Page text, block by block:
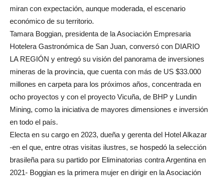
miran con expectación, aunque moderada, el escenario
económico de su territorio.
Tamara Boggian, presidenta de la Asociación Empresaria
Hotelera Gastronómica de San Juan, conversó con DIARIO
LA REGIÓN y entregó su visión del panorama de inversiones
mineras de la provincia, que cuenta con más de US $33.000
millones en carpeta para los próximos años, concentrada en
ocho proyectos y con el proyecto Vicuña, de BHP y Lundin
Mining, como la iniciativa de mayores dimensiones e inversión
en todo el país.
Electa en su cargo en 2023, dueña y gerenta del Hotel Alkazar
-en el que, entre otras visitas ilustres, se hospedó la selección
brasileña para su partido por Eliminatorias contra Argentina en
2021- Boggian es la primera mujer en dirigir en la Asociación